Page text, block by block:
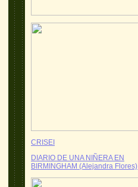
CRISEI
DIARIO DE UNA NIÑERA EN
BIRMINGHAM (Alejandra Flores)